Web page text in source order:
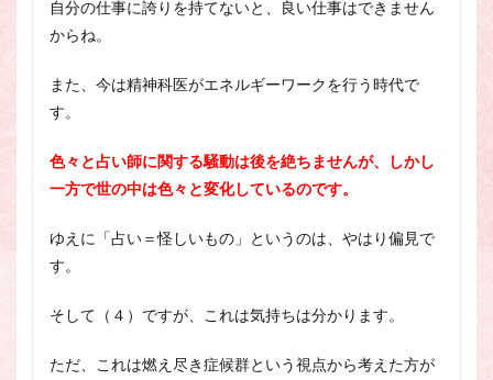
自分の仕事に誇りを持てないと、良い仕事はできません
からね。
また、今は精神科医がエネルギーワークを行う時代で
す。
色々と占い師に関する騒動は後を絶ちませんが、しかし
一方で世の中は色々と変化しているのです。
ゆえに「占い＝怪しいもの」というのは、やはり偏見で
す。
そして（４）ですが、これは気持ちは分かります。
ただ、これは燃え尽き症候群という視点から考えた方が